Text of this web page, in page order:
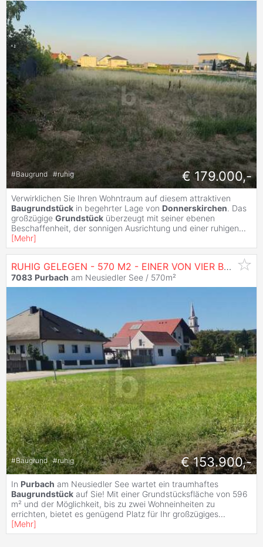
#Baugrund #ruhig € 179.000,-
Verwirklichen Sie Ihren Wohntraum auf diesem attraktiven
Baugrundstück in begehrter Lage von Donnerskirchen. Das
großzügige Grundstück überzeugt mit seiner ebenen
Beschaffenheit, der sonnigen Ausrichtung und einer ruhigen...
[Mehr]
RUHIG GELEGEN - 570 M2 - EINER VON VIER BAUPLÄTZEN
7083 Purbach am Neusiedler See / 570m²
#Baugrund #ruhig € 153.900,-
In Purbach am Neusiedler See wartet ein traumhaftes
Baugrundstück auf Sie! Mit einer Grundstücksfläche von 596
m² und der Möglichkeit, bis zu zwei Wohneinheiten zu
errichten, bietet es genügend Platz für Ihr großzügiges...
[Mehr]